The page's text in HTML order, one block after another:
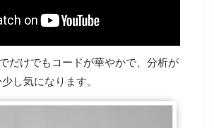
だけでもコードが華やかで、分析が
し気になります。